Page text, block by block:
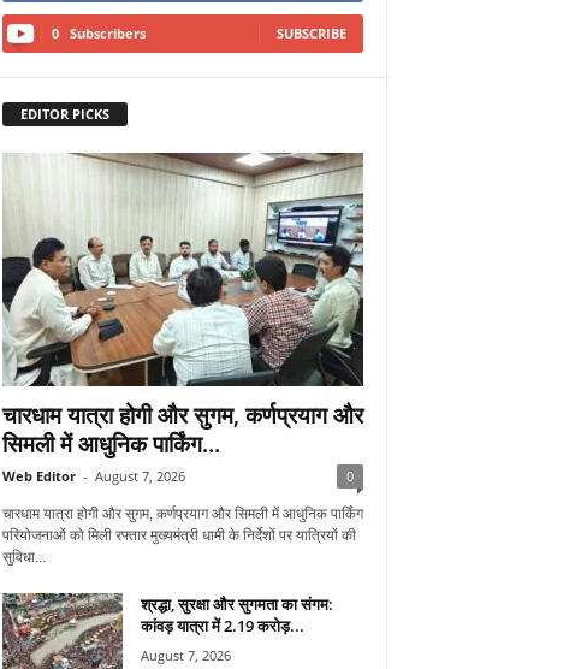
0 Subscribers SUBSCRIBE
EDITOR PICKS
चारधाम यात्रा होगी और सुगम, कर्णप्रयाग और
सिमली में आधुनिक पार्किंग...
Web Editor - August 7, 2026 0
चारधाम यात्रा होगी और सुगम, कर्णप्रयाग और सिमली में आधुनिक पार्किंग
परियोजनाओं को मिली रफ्तार मुख्यमंत्री धामी के निर्देशों पर यात्रियों की
सुविधा...
श्रद्धा, सुरक्षा और सुगमता का संगम:
कांवड़ यात्रा में 2.19 करोड़...
August 7, 2026